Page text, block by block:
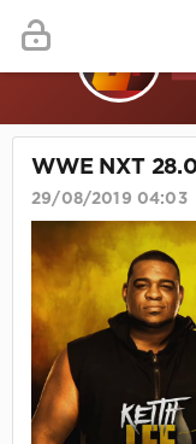
WWE NXT
29/08/2019 04:03